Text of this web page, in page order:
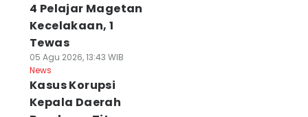
Tiang
di Gresik
Ada
Luka
Agu 2026, 18:42 WIB
Pendekkan Pagar
Jaga Estetik Kota
07 Agu 2026, 17:50 WIB
News
4 Pelajar Magetan
Kecelakaan, 1
Tewas
05 Agu 2026, 13:43 WIB
News
Kasus Korupsi
Kepala Daerah